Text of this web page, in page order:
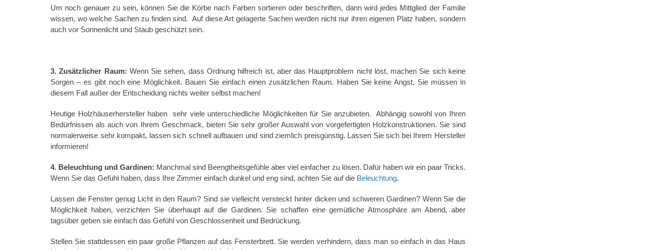
Um noch genauer zu sein, können Sie die Körbe nach Farben sortieren oder beschriften, dann wird jedes Mittglied der Familie
wissen, wo welche Sachen zu finden sind. Auf diese Art gelagerte Sachen werden nicht nur ihren eigenen Platz haben, sondern
auch vor Sonnenlicht und Staub geschützt sein.
3. Zusätzlicher Raum: Wenn Sie sehen, dass Ordnung hilfreich ist, aber das Hauptproblem nicht löst, machen Sie sich keine
Sorgen – es gibt noch eine Möglichkeit. Bauen Sie einfach einen zusätzlichen Raum. Haben Sie keine Angst, Sie müssen in
diesem Fall außer der Entscheidung nichts weiter selbst machen!
Heutige Holzhäuserhersteller haben sehr viele unterschiedliche Möglichkeiten für Sie anzubieten. Abhängig sowohl von Ihren
Bedürfnissen als auch von Ihrem Geschmack, bieten Sie sehr großer Auswahl von vorgefertigten Holzkonstruktionen. Sie sind
normalerweise sehr kompakt, lassen sich schnell aufbauen und sind ziemlich preisgünstig. Lassen Sie sich bei Ihrem Hersteller
informieren!
4. Beleuchtung und Gardinen: Manchmal sind Beengtheitsgefühle aber viel einfacher zu lösen. Dafür haben wir ein paar Tricks.
Wenn Sie das Gefühl haben, dass Ihre Zimmer einfach dunkel und eng sind, achten Sie auf die Beleuchtung.
Lassen die Fenster genug Licht in den Raum? Sind sie vielleicht versteckt hinter dicken und schweren Gardinen? Wenn Sie die
Möglichkeit haben, verzichten Sie überhaupt auf die Gardinen. Sie schaffen eine gemütliche Atmosphäre am Abend, aber
tagsüber geben sie einfach das Gefühl von Geschlossenheit und Bedrückung.
Stellen Sie stattdessen ein paar große Pflanzen auf das Fensterbrett. Sie werden verhindern, dass man so einfach in das Haus